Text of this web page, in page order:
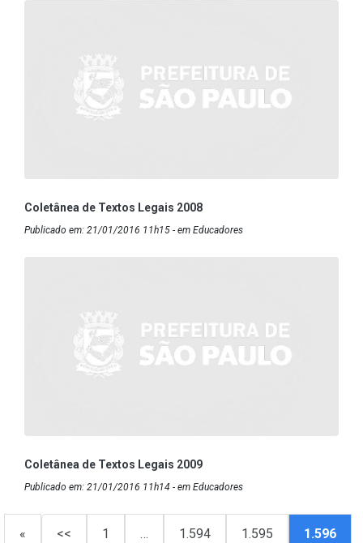
Coletânea de Textos Legais 2008
Publicado em: 21/01/2016 11h15 - em Educadores
Coletânea de Textos Legais 2009
Publicado em: 21/01/2016 11h14 - em Educadores
« << 1 … 1.594 1.595 1.596